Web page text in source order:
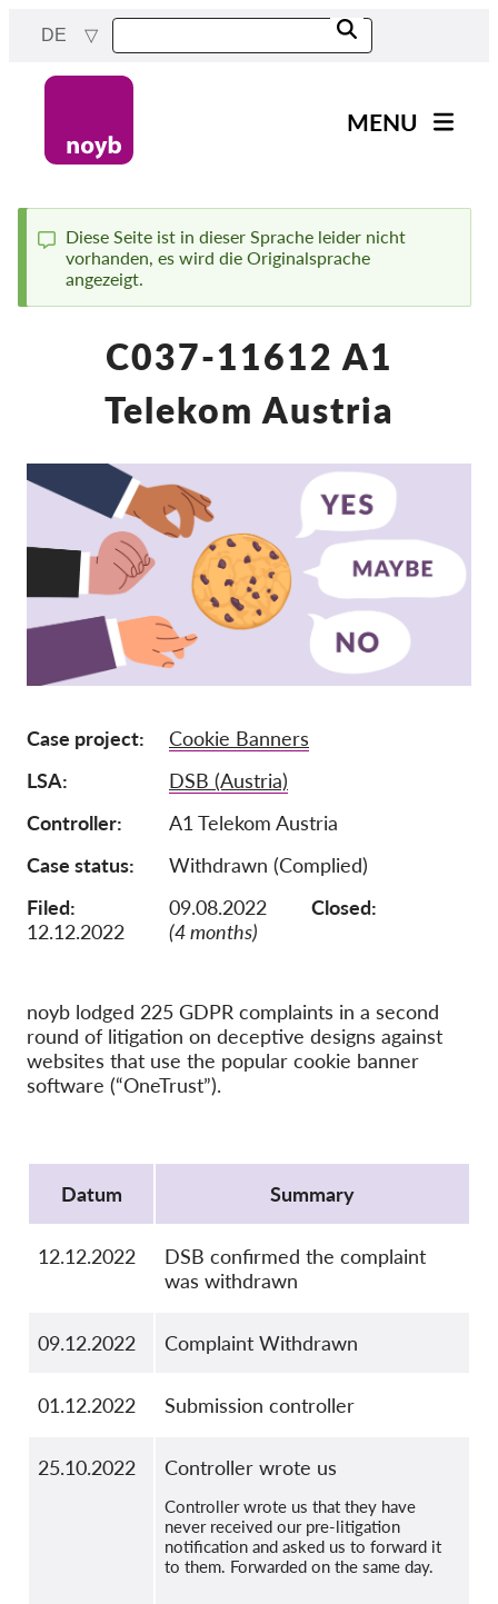
content
DE
navigation
MENU
Fälle nach Projekten
Fälle nach Behörden
Fälle nach Unternehmen
Jetzt Unterstützen!
Mitgliedschaft
Spenden
Sponsoring
Spendenabsetzbarkeit
Jobs
Medien
Kontakt
Status
message
Diese Seite ist in dieser Sprache leider nicht
vorhanden, es wird die Originalsprache
angezeigt.
C037-11612 A1
Telekom Austria
Case project
Cookie Banners
LSA
DSB (Austria)
Controller
A1 Telekom Austria
Case status
Withdrawn (Complied)
Filed:
09.08.2022
Closed:
12.12.2022
(4 months)
noyb lodged 225 GDPR complaints in a second
round of litigation on deceptive designs against
websites that use the popular cookie banner
software (“OneTrust”).
Datum
Summary
12.12.2022
DSB confirmed the complaint
was withdrawn
09.12.2022 Complaint Withdrawn
01.12.2022 Submission controller
25.10.2022 Controller wrote us
Controller wrote us that they have
never received our pre-litigation
notification and asked us to forward it
to them. Forwarded on the same day.